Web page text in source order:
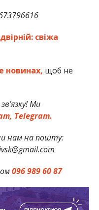
свіжа
новинах, щоб не
Ми
Telegram.
нам на пошту:
096 989 60 87